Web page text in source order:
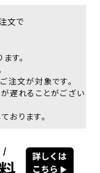
文で
す。
文が対象です。
遅れることがござい
ります。